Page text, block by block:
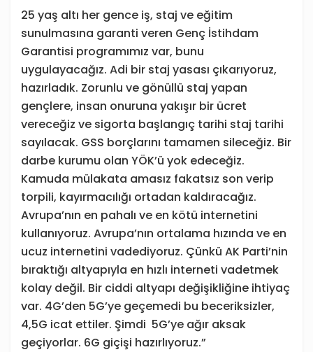
25 yaş altı her gence iş, staj ve eğitim
sunulmasına garanti veren Genç İstihdam
Garantisi programımız var, bunu
uygulayacağız. Adi bir staj yasası çıkarıyoruz,
hazırladık. Zorunlu ve gönüllü staj yapan
gençlere, insan onuruna yakışır bir ücret
vereceğiz ve sigorta başlangıç tarihi staj tarihi
sayılacak. GSS borçlarını tamamen sileceğiz. Bir
darbe kurumu olan YÖK’ü yok edeceğiz.
Kamuda mülakata amasız fakatsız son verip
torpili, kayırmacılığı ortadan kaldıracağız.
Avrupa’nın en pahalı ve en kötü internetini
kullanıyoruz. Avrupa’nın ortalama hızında ve en
ucuz internetini vadediyoruz. Çünkü AK Parti’nin
bıraktığı altyapıyla en hızlı interneti vadetmek
kolay değil. Bir ciddi altyapı değişikliğine ihtiyaç
var. 4G’den 5G’ye geçemedi bu beceriksizler,
4,5G icat ettiler. Şimdi 5G’ye ağır aksak
geçiyorlar. 6G giçişi hazırlıyoruz.”